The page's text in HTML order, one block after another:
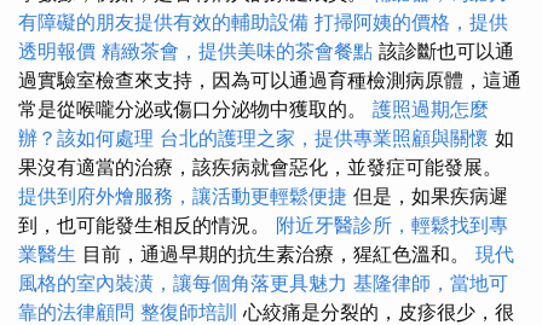
有障礙的朋友提供有效的輔助設備 打掃阿姨的價格，提供
透明報價 精緻茶會，提供美味的茶會餐點 該診斷也可以通
過實驗室檢查來支持，因為可以通過育種檢測病原體，這通
常是從喉嚨分泌或傷口分泌物中獲取的。 護照過期怎麼
辦？該如何處理 台北的護理之家，提供專業照顧與關懷 如
果沒有適當的治療，該疾病就會惡化，並發症可能發展。
提供到府外燴服務，讓活動更輕鬆便捷 但是，如果疾病遲
到，也可能發生相反的情況。 附近牙醫診所，輕鬆找到專
業醫生 目前，通過早期的抗生素治療，猩紅色溫和。 現代
風格的室內裝潢，讓每個角落更具魅力 基隆律師，當地可
靠的法律顧問 整復師培訓 心絞痛是分裂的，皮疹很少，很